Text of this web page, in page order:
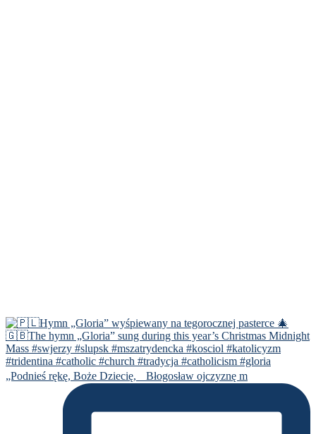
„Podnieś rękę, Boże Dziecię, Błogosław ojczyznę m